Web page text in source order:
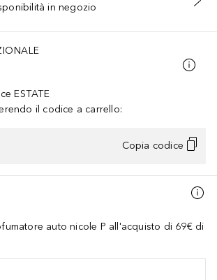
AGGIUNGI AL CARRELLO
in negozio
ESTATE
il codice a carrello:
Copia codice
auto nicole P all'acquisto di 69€ di